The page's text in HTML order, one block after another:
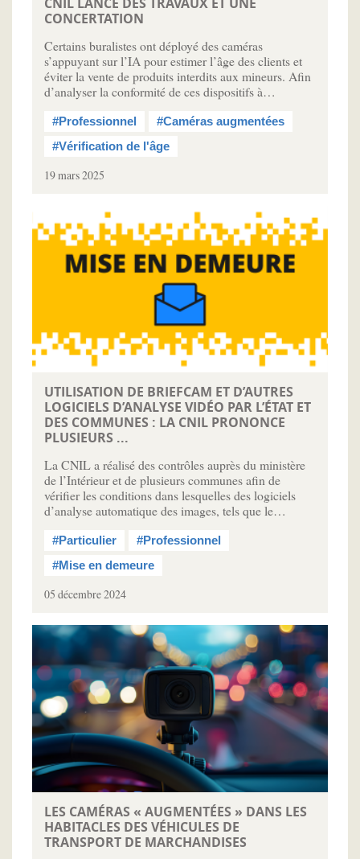
CONCERTATION
Certains buralistes ont déployé des caméras
s’appuyant sur l’IA pour estimer l’âge des clients et
éviter la vente de produits interdits aux mineurs. Afin
d’analyser la conformité de ces dispositifs à…
#Professionnel
#Caméras augmentées
#Vérification de l'âge
19 mars 2025
UTILISATION DE BRIEFCAM ET D’AUTRES
LOGICIELS D’ANALYSE VIDÉO PAR L’ÉTAT ET
DES COMMUNES : LA CNIL PRONONCE
PLUSIEURS ...
La CNIL a réalisé des contrôles auprès du ministère
de l’Intérieur et de plusieurs communes afin de
vérifier les conditions dans lesquelles des logiciels
d’analyse automatique des images, tels que le…
#Particulier
#Professionnel
#Mise en demeure
05 décembre 2024
LES CAMÉRAS « AUGMENTÉES » DANS LES
HABITACLES DES VÉHICULES DE
TRANSPORT DE MARCHANDISES